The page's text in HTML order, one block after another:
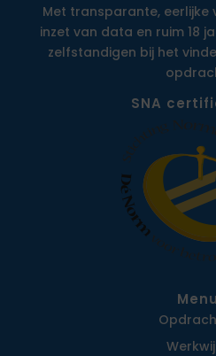
Met transparante, eerlijke
inzet van data en ruim 18
zelfstandigen bij het
SNA
Menu